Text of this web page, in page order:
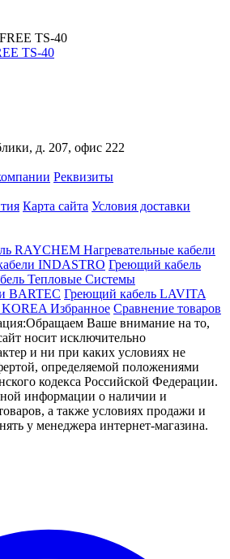
TS-40
д. 207, офис 222
Реквизиты
Карта сайта Условия доставки
RAYCHEM Нагревательные кабели
INDASTRO Греющий кабель
Тепловые Системы
BARTEC Греющий кабель LAVITA
Избранное Сравнение товаров
Ваше внимание на то,
носит исключительно
и ни при каких условиях не
определяемой положениями
кодекса Российской Федерации.
информации о наличии и
а также условиях продажи и
у менеджера интернет-магазина.